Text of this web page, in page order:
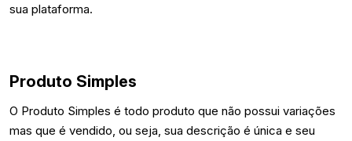
sua plataforma.
Produto Simples
O Produto Simples é todo produto que não possui variações
mas que é vendido, ou seja, sua descrição é única e seu